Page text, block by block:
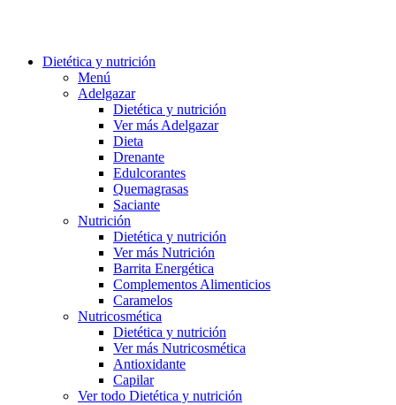
Dietética y nutrición
Menú
Adelgazar
Dietética y nutrición
Ver más Adelgazar
Dieta
Drenante
Edulcorantes
Quemagrasas
Saciante
Nutrición
Dietética y nutrición
Ver más Nutrición
Barrita Energética
Complementos Alimenticios
Caramelos
Nutricosmética
Dietética y nutrición
Ver más Nutricosmética
Antioxidante
Capilar
Ver todo Dietética y nutrición